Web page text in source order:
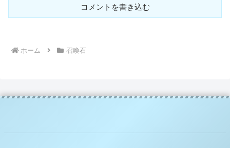
コメントを書き込む
ホーム 召喚石